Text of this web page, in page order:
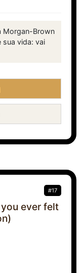
Morgan-Brown
sua vida: vai
#17
you ever felt